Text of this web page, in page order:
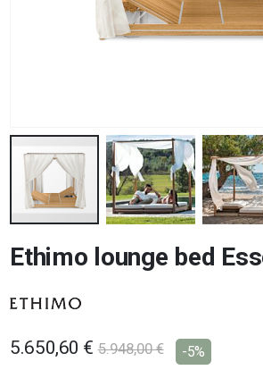
all'inizio
della
di
Ethimo lounge bed
5.650,60 € 5.948,00 € -5%